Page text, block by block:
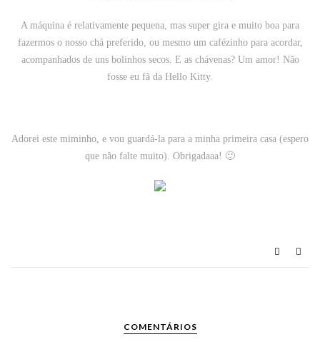
A máquina é relativamente pequena, mas super gira e muito boa para
fazermos o nosso chá preferido, ou mesmo um cafézinho para acordar,
acompanhados de uns bolinhos secos. E as chávenas? Um amor! Não
fosse eu fã da Hello Kitty.
Adorei este miminho, e vou guardá-la para a minha primeira casa (espero
que não falte muito). Obrigadaaa! 🙂
COMENTÁRIOS